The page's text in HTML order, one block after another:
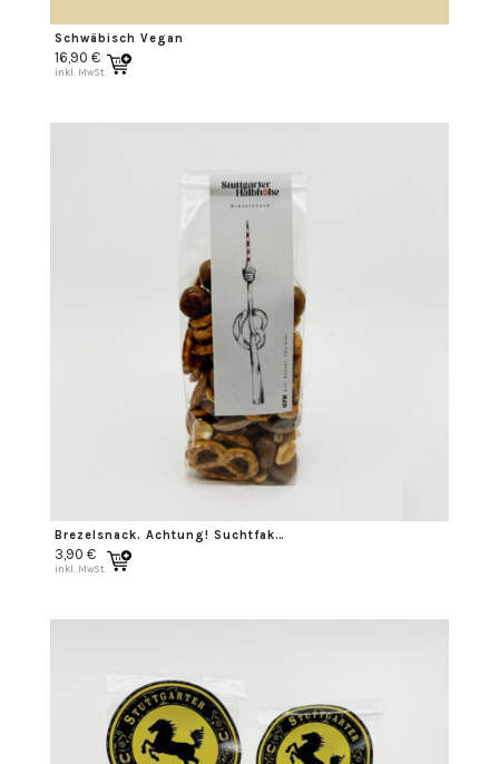
Schwäbisch Vegan
16,90 €
inkl. MwSt.
Brezelsnack. Achtung! Suchtfaktor…
3,90 €
inkl. MwSt.